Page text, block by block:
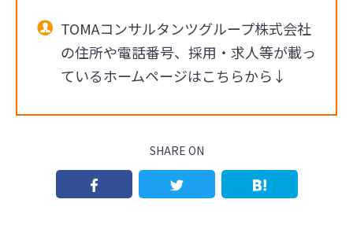
TOMAコンサルタンツグループ株式会社
の住所や電話番号、採用・求人等が載っ
ているホームページはこちらから↓
SHARE ON